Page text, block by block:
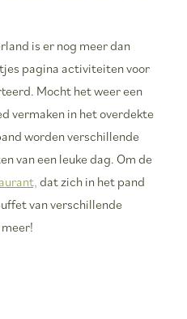
is er nog meer dan
pagina activiteiten voor
Mocht het weer een
vermaken in het overdekte
worden verschillende
van een leuke dag. Om de
dat zich in het pand
van verschillende